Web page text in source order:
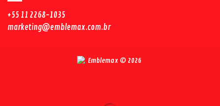
+55 11 2268-1035
marketing@emblemax.com.br
Emblemax © 2026